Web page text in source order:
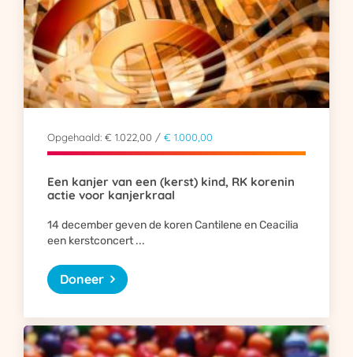
Opgehaald: € 1.022,00 / € 1.000,00
Een kanjer van een (kerst) kind, RK korenin
actie voor kanjerkraal
14 december geven de koren Cantilene en Ceacilia
een kerstconcert ...
Doneer